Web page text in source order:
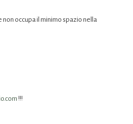
non occupa il minimo spazio nella
!!!